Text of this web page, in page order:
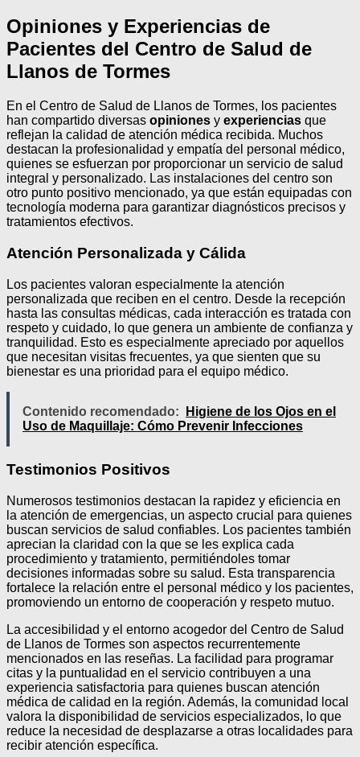
Opiniones y Experiencias de
Pacientes del Centro de Salud de
Llanos de Tormes
En el Centro de Salud de Llanos de Tormes, los pacientes
han compartido diversas opiniones y experiencias que
reflejan la calidad de atención médica recibida. Muchos
destacan la profesionalidad y empatía del personal médico,
quienes se esfuerzan por proporcionar un servicio de salud
integral y personalizado. Las instalaciones del centro son
otro punto positivo mencionado, ya que están equipadas con
tecnología moderna para garantizar diagnósticos precisos y
tratamientos efectivos.
Atención Personalizada y Cálida
Los pacientes valoran especialmente la atención
personalizada que reciben en el centro. Desde la recepción
hasta las consultas médicas, cada interacción es tratada con
respeto y cuidado, lo que genera un ambiente de confianza y
tranquilidad. Esto es especialmente apreciado por aquellos
que necesitan visitas frecuentes, ya que sienten que su
bienestar es una prioridad para el equipo médico.
Contenido recomendado:
Higiene de los Ojos en el
Uso de Maquillaje: Cómo Prevenir Infecciones
Testimonios Positivos
Numerosos testimonios destacan la rapidez y eficiencia en
la atención de emergencias, un aspecto crucial para quienes
buscan servicios de salud confiables. Los pacientes también
aprecian la claridad con la que se les explica cada
procedimiento y tratamiento, permitiéndoles tomar
decisiones informadas sobre su salud. Esta transparencia
fortalece la relación entre el personal médico y los pacientes,
promoviendo un entorno de cooperación y respeto mutuo.
La accesibilidad y el entorno acogedor del Centro de Salud
de Llanos de Tormes son aspectos recurrentemente
mencionados en las reseñas. La facilidad para programar
citas y la puntualidad en el servicio contribuyen a una
experiencia satisfactoria para quienes buscan atención
médica de calidad en la región. Además, la comunidad local
valora la disponibilidad de servicios especializados, lo que
reduce la necesidad de desplazarse a otras localidades para
recibir atención específica.